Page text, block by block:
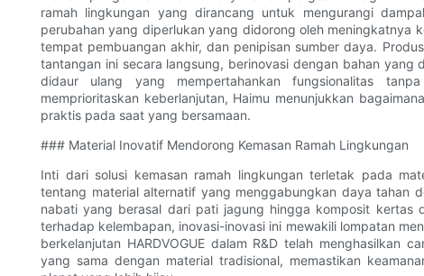
ramah lingkungan yang dirancang untuk mengurangi
perubahan yang diperlukan yang didorong oleh meningkatnya
tempat pembuangan akhir, dan penipisan sumber daya.
tantangan ini secara langsung, berinovasi dengan bahan
didaur ulang yang mempertahankan fungsionalitas
memprioritaskan keberlanjutan, Haimu menunjukkan
praktis pada saat yang bersamaan.
### Material Inovatif Mendorong Kemasan Ramah Lingkungan
Inti dari solusi kemasan ramah lingkungan terletak pada
tentang material alternatif yang menggabungkan daya tahan
nabati yang berasal dari pati jagung hingga komposit kertas
terhadap kelembapan, inovasi-inovasi ini mewakili lompatan
berkelanjutan HARDVOGUE dalam R&D telah menghasilkan
yang sama dengan material tradisional, memastikan